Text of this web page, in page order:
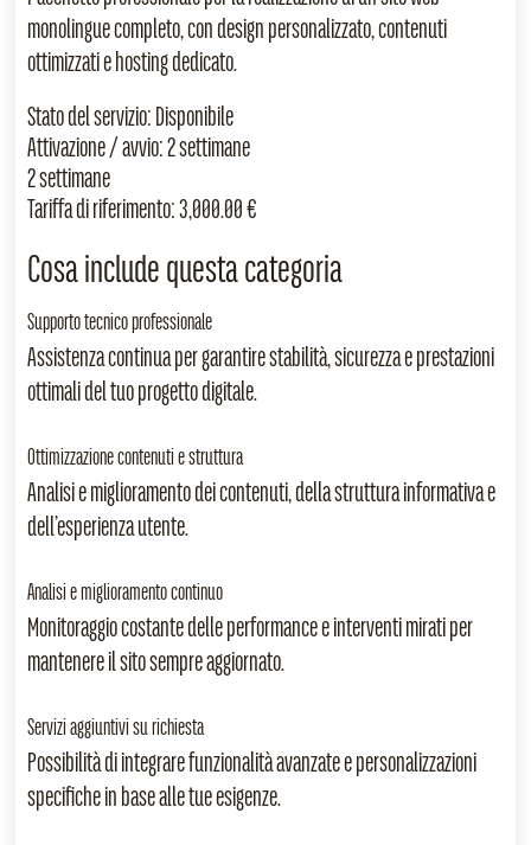
monolingue completo, con design personalizzato, contenuti
ottimizzati e hosting dedicato.
Stato del servizio:Disponibile
Attivazione / avvio:2 settimane
2 settimane
Tariffa di riferimento:3,000.00 €
Cosa include questa categoria
Supporto tecnico professionale
Assistenza continua per garantire stabilità, sicurezza e prestazioni
ottimali del tuo progetto digitale.
Ottimizzazione contenuti e struttura
Analisi e miglioramento dei contenuti, della struttura informativa e
dell’esperienza utente.
Analisi e miglioramento continuo
Monitoraggio costante delle performance e interventi mirati per
mantenere il sito sempre aggiornato.
Servizi aggiuntivi su richiesta
Possibilità di integrare funzionalità avanzate e personalizzazioni
specifiche in base alle tue esigenze.